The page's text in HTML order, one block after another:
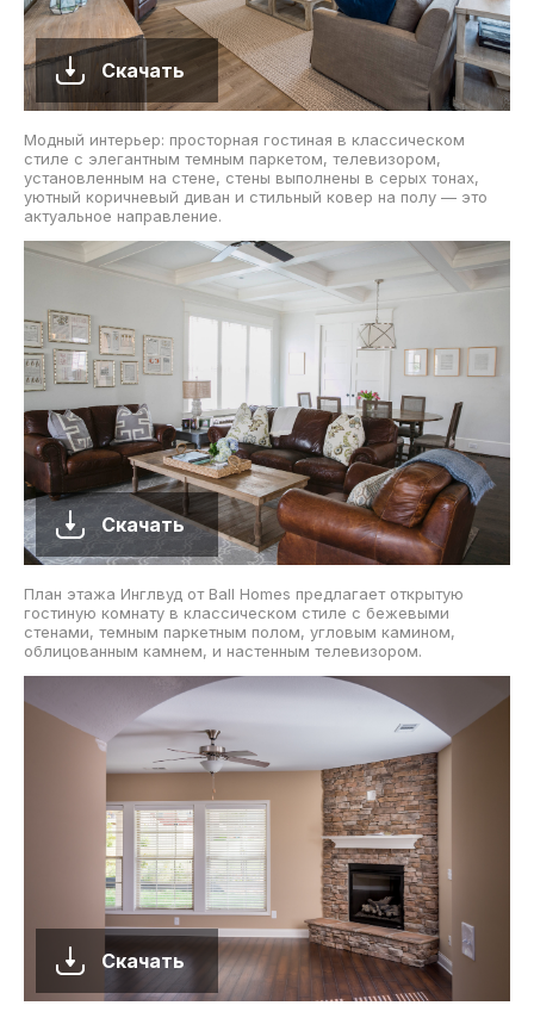
Скачать
Модный интерьер: просторная гостиная в классическом
стиле с элегантным темным паркетом, телевизором,
установленным на стене, стены выполнены в серых тонах,
уютный коричневый диван и стильный ковер на полу — это
актуальное направление.
Скачать
План этажа Инглвуд от Ball Homes предлагает открытую
гостиную комнату в классическом стиле с бежевыми
стенами, темным паркетным полом, угловым камином,
облицованным камнем, и настенным телевизором.
Скачать